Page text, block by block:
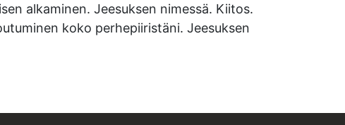
alkaminen. Jeesuksen nimessä. Kiitos.
koko perhepiiristäni. Jeesuksen